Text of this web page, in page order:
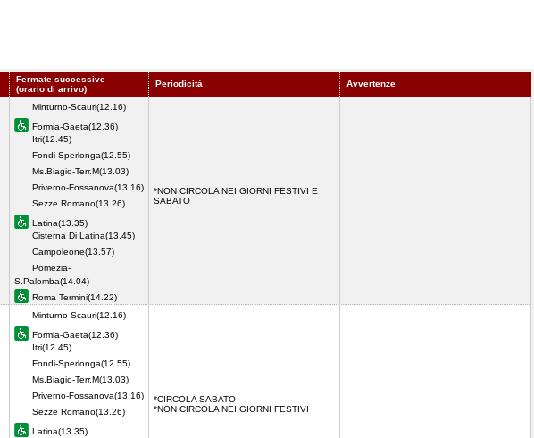
Fermate successive
(orario di arrivo)
Periodicità Avvertenze
Minturno-Scauri(12.16)
Formia-Gaeta(12.36)
Itri(12.45)
Fondi-Sperlonga(12.55)
Ms.Biagio-Terr.M(13.03)
Priverno-Fossanova(13.16)
Sezze Romano(13.26)
Latina(13.35)
Cisterna Di Latina(13.45)
Campoleone(13.57)
Pomezia-
S.Palomba(14.04)
Roma Termini(14.22)
*NON CIRCOLA NEI GIORNI FESTIVI E
SABATO
Minturno-Scauri(12.16)
Formia-Gaeta(12.36)
Itri(12.45)
Fondi-Sperlonga(12.55)
Ms.Biagio-Terr.M(13.03)
Priverno-Fossanova(13.16)
Sezze Romano(13.26)
Latina(13.35)
*CIRCOLA SABATO
*NON CIRCOLA NEI GIORNI FESTIVI